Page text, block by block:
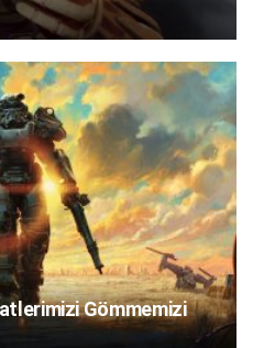
Gömmemizi